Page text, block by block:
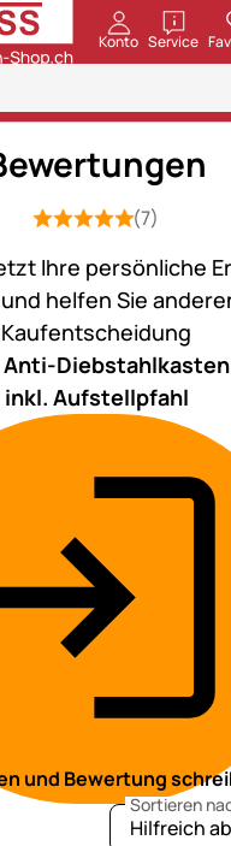
Konto Serviceöffnen
Bewertung: 5 von 5 (7
7 Bewertungen
(7)
Ihre persönliche
helfen Sie
Kaufentscheidung
Anti-
inkl. Aufstellpfahl
und Bewertung
Sortieren
Hilfreich